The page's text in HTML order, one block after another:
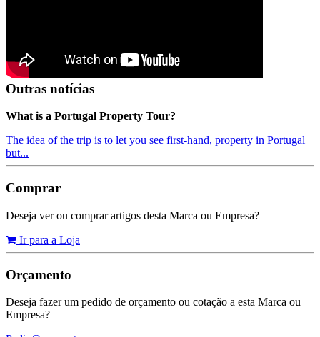
Outras notícias
What is a Portugal Property Tour?
The idea of the trip is to let you see first-hand, property in Portugal
but...
Comprar
Deseja ver ou comprar artigos desta Marca ou Empresa?
Ir para a Loja
Orçamento
Deseja fazer um pedido de orçamento ou cotação a esta Marca ou
Empresa?